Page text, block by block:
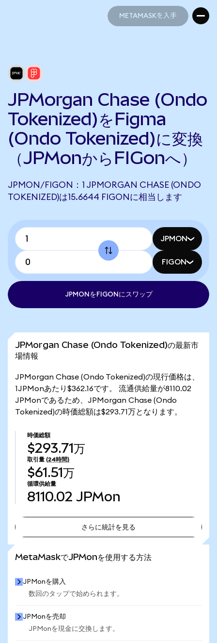
METAMASKを入手
JPMorgan Chase (Ondo
Tokenized)をFigma
(Ondo Tokenized)に変換
（JPMonからFIGonへ）
JPMON/FIGON：1 JPMORGAN CHASE (ONDO
TOKENIZED)は15.6644 FIGONに相当します
JPMON
FIGON
JPMONをFIGONにスワップ
JPMorgan Chase (Ondo Tokenized)の最新市
場情報
JPMorgan Chase (Ondo Tokenized)の現行価格は、
1JPMonあたり$362.16です。 流通供給量が8110.02
JPMonであるため、JPMorgan Chase (Ondo
Tokenized)の時価総額は$293.71万となります。
時価総額
$293.71万
取引量 (24時間)
$61.51万
循環供給量
8110.02 JPMon
さらに統計を見る
MetaMaskでJPMonを使用する方法
JPMonを購入
数回のタップで始められます。
JPMonを売却
JPMonを現金に交換します。